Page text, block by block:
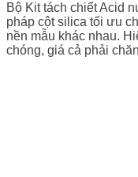
Bộ Kit tách chiết Acid
pháp cột silica tối ưu
nền mẫu khác nhau.
chóng, giá cả phải